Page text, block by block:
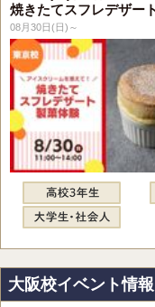
焼きたてスフレデザー
08月30日(日)～
大阪校イベント情報